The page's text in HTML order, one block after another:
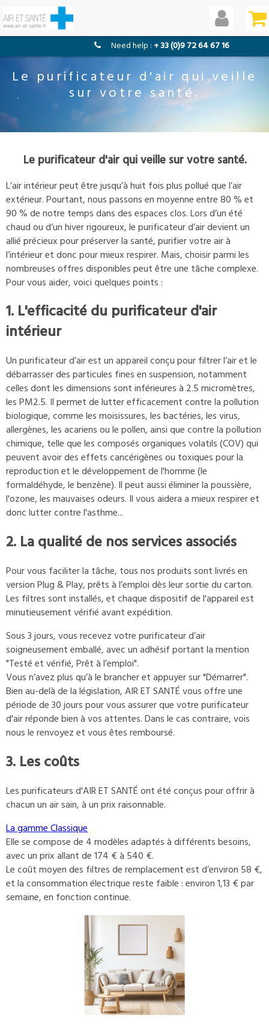
Le purificateur d'air qui veille
sur votre santé.
Le purificateur d'air qui veille sur votre santé.
L’air intérieur peut être jusqu’à huit fois plus pollué que l’air
extérieur. Pourtant, nous passons en moyenne entre 80 % et
90 % de notre temps dans des espaces clos. Lors d’un été
chaud ou d’un hiver rigoureux, le purificateur d’air devient un
allié précieux pour préserver la santé, purifier votre air à
l’intérieur et donc pour mieux respirer. Mais, choisir parmi les
nombreuses offres disponibles peut être une tâche complexe.
Pour vous aider, voici quelques points :
1. L'efficacité du purificateur d'air
intérieur
Un purificateur d’air est un appareil conçu pour filtrer l’air et le
débarrasser des particules fines en suspension, notamment
celles dont les dimensions sont inférieures à 2.5 micromètres,
les PM2.5. Il permet de lutter efficacement contre la pollution
biologique, comme les moisissures, les bactéries, les virus,
allergènes, les acariens ou le pollen, ainsi que contre la pollution
chimique, telle que les composés organiques volatils (COV) qui
peuvent avoir des effets cancérigènes ou toxiques pour la
reproduction et le développement de l'homme (le
formaldéhyde, le benzène). Il peut aussi éliminer la poussière,
l'ozone, les mauvaises odeurs. Il vous aidera a mieux respirer et
donc lutter contre l'asthme...
2. La qualité de nos services associés
Pour vous faciliter la tâche, tous nos produits sont livrés en
version Plug & Play, prêts à l’emploi dès leur sortie du carton.
Les filtres sont installés, et chaque dispositif de l'appareil est
minutieusement vérifié avant expédition.
Sous 3 jours, vous recevez votre purificateur d’air
soigneusement emballé, avec un adhésif portant la mention
"Testé et vérifié, Prêt à l’emploi".
Vous n’avez plus qu’à le brancher et appuyer sur "Démarrer".
Bien au-delà de la législation, AIR ET SANTÉ vous offre une
période de 30 jours pour vous assurer que votre purificateur
d'air réponde bien à vos attentes. Dans le cas contraire, vois
nous le renvoyez et vous êtes remboursé.
3. Les coûts
Les purificateurs d'AIR ET SANTÉ ont été conçus pour offrir à
chacun un air sain, à un prix raisonnable.
La gamme Classique
Elle se compose de 4 modèles adaptés à différents besoins,
avec un prix allant de 174 € à 540 €.
Le coût moyen des filtres de remplacement est d’environ 58 €,
et la consommation électrique reste faible : environ 1,13 € par
semaine, en fonction continue.
need help : + 33 (0)9 72 64 67 16